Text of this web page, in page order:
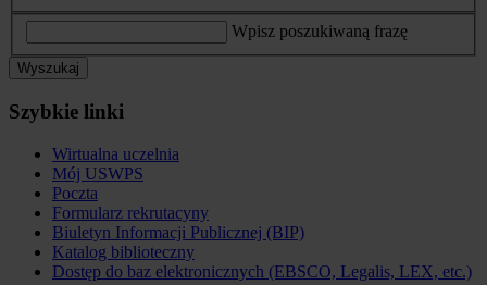
Wpisz poszukiwaną frazę
Wyszukaj
Szybkie linki
Wirtualna uczelnia
Mój USWPS
Poczta
Formularz rekrutacyny
Biuletyn Informacji Publicznej (BIP)
Katalog biblioteczny
Dostęp do baz elektronicznych (EBSCO, Legalis, LEX, etc.)